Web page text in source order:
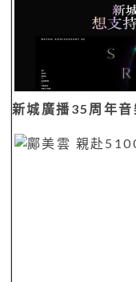
新城廣播35周年